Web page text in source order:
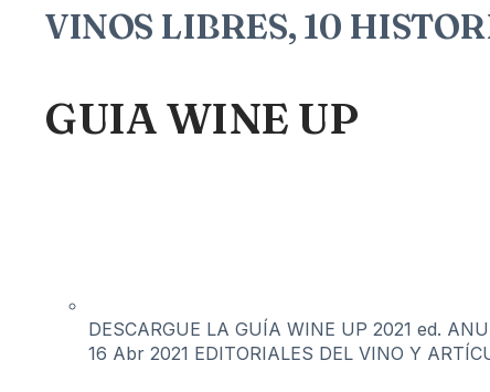
VINOS LIBRES, 10
GUIA WINE UP
DESCARGUE LA GUÍA WINE UP 2021 ed.
16 Abr 2021 EDITORIALES DEL VINO Y